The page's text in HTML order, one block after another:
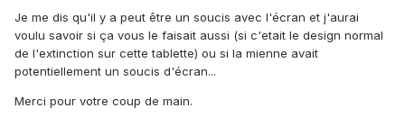
Je me dis qu'il y a peut être un soucis avec l'écran et j'aurai
voulu savoir si ça vous le faisait aussi (si c'etait le design normal
de l'extinction sur cette tablette) ou si la mienne avait
potentiellement un soucis d'écran...
Merci pour votre coup de main.